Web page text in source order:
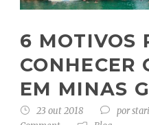
6 MOTIVOS
CONHECER
EM MINAS
23 out 2018 por